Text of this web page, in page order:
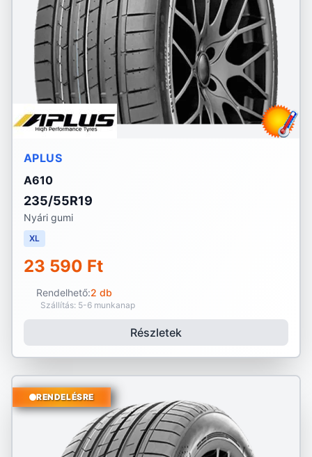
APLUS
A610
235/55R19
Nyári gumi
XL
23 590 Ft
Rendelhető:2 db
Szállítás: 5-6 munkanap
Részletek
RENDELÉSRE